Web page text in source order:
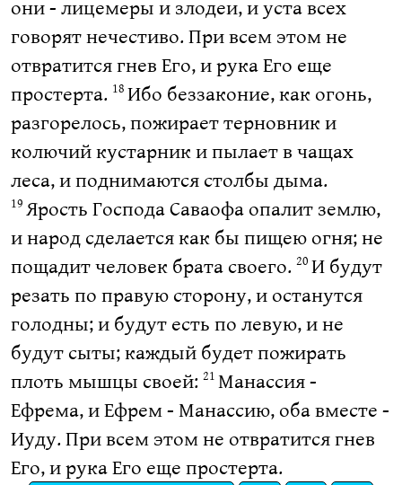
они - лицемеры и злодеи, и уста всех
говорят нечестиво. При всем этом не
отвратится гнев Его, и рука Его еще
простерта. 18 Ибо беззаконие, как огонь,
разгорелось, пожирает терновник и
колючий кустарник и пылает в чащах
леса, и поднимаются столбы дыма.
19 Ярость Господа Саваофа опалит землю,
и народ сделается как бы пищею огня; не
пощадит человек брата своего. 20 И будут
резать по правую сторону, и останутся
голодны; и будут есть по левую, и не
будут сыты; каждый будет пожирать
плоть мышцы своей: 21 Манассия -
Ефрема, и Ефрем - Манассию, оба вместе -
Иуду. При всем этом не отвратится гнев
Его, и рука Его еще простерта.